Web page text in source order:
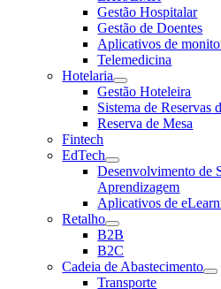
Gestão Hospitalar
Gestão de Doentes
Aplicativos de
Telemedicina
Hotelaria
Gestão Hoteleira
Sistema de Reservas
Reserva de Mesa
Fintech
EdTech
Desenvolvimento de
Aprendizagem
Aplicativos de
Retalho
B2B
B2C
Cadeia de Abastecimento
Transporte